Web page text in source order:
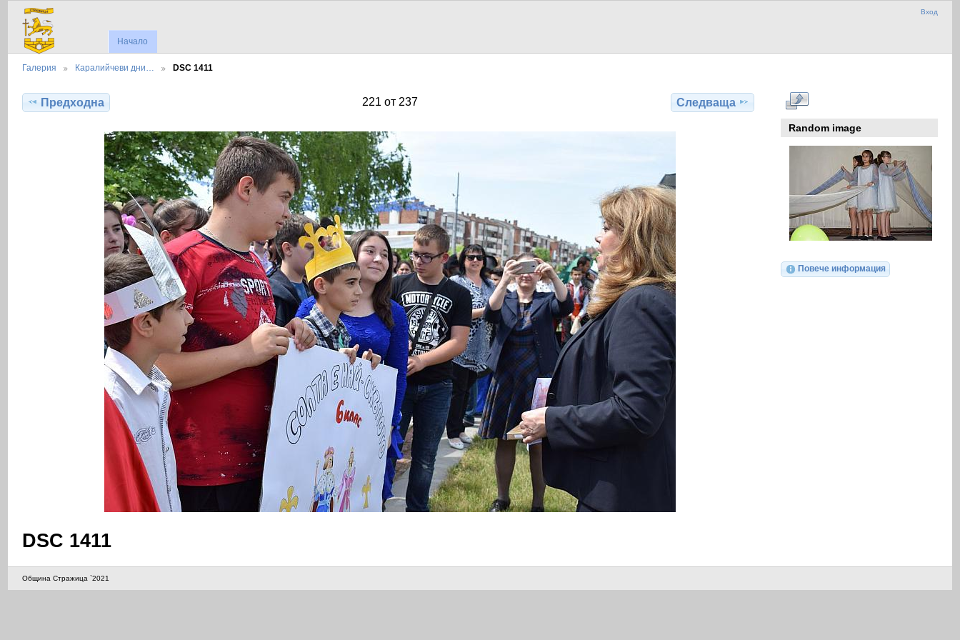
Вход
Начало
Галерия Каралийчеви дни… DSC 1411
Предходна 221 от 237 Следваща
DSC 1411
Random image
Повече информация
Община Стражица `2021